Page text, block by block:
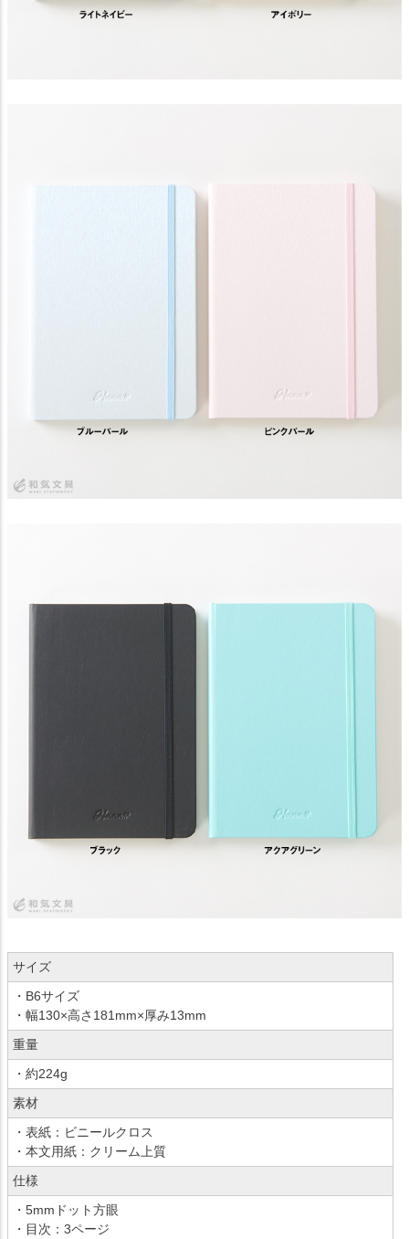
サイズ
・B6サイズ
・幅130×高さ181mm×厚み13mm
重量
・約224g
素材
・表紙：ビニールクロス
・本文用紙：クリーム上質
仕様
・5mmドット方眼
・目次：3ページ